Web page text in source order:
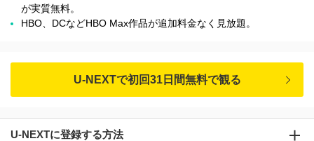
が実質無料。
HBO、DCなどHBO Max作品が追加料金なく見放題。
U-NEXTで初回31日間無料で観る
U-NEXTに登録する方法